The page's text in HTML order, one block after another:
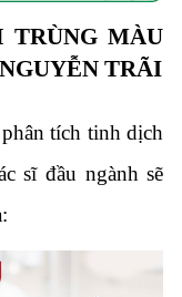
MÀU
TRÃI
tích tinh dịch
sĩ đầu ngành sẽ